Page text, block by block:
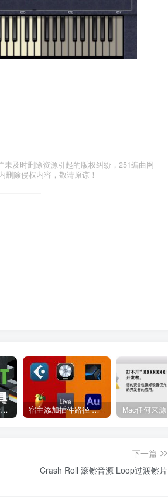
及时删除资源引起的版权纠纷，251编曲网
除侵权内容，敬请原谅！
Kontakt入库工具 康泰克入库教程 宿主添加插件路径 插件路径设置 VSTPlugins路径
下一篇
Crash Roll 滚镲音源 Loop过渡镲片